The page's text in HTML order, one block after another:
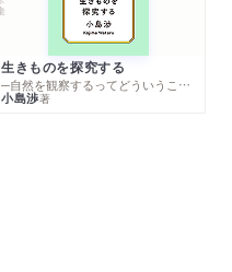
生きものを探究する
─自然を観察するってどういうこと？
小島渉著